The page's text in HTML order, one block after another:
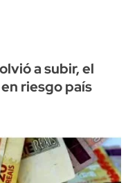
a subir, el
riesgo país